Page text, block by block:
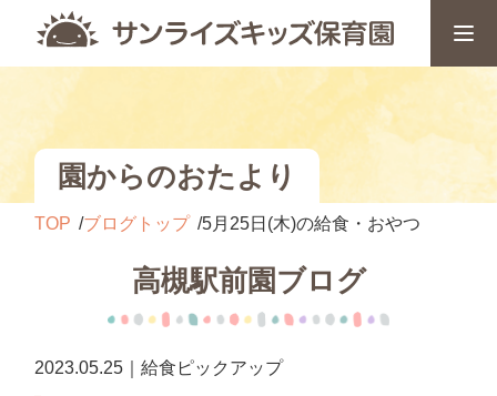
園からのおたより
TOP ブログトップ 5月25日(木)の給食・おやつ
高槻駅前園ブログ
2023.05.25｜給食ピックアップ